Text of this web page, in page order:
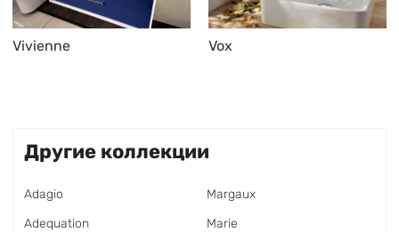
Vivienne Vox
Другие коллекции
Adagio
Adequation
Margaux
Marie